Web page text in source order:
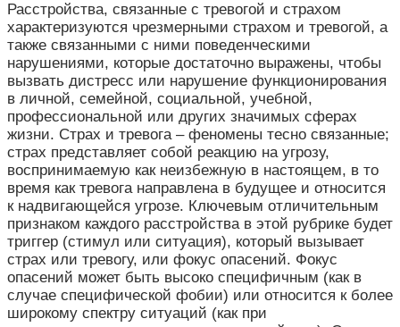
Расстройства, связанные с тревогой и страхом
характеризуются чрезмерными страхом и тревогой, а
также связанными с ними поведенческими
нарушениями, которые достаточно выражены, чтобы
вызвать дистресс или нарушение функционирования
в личной, семейной, социальной, учебной,
профессиональной или других значимых сферах
жизни. Страх и тревога – феномены тесно связанные;
страх представляет собой реакцию на угрозу,
воспринимаемую как неизбежную в настоящем, в то
время как тревога направлена в будущее и относится
к надвигающейся угрозе. Ключевым отличительным
признаком каждого расстройства в этой рубрике будет
триггер (стимул или ситуация), который вызывает
страх или тревогу, или фокус опасений. Фокус
опасений может быть высоко специфичным (как в
случае специфической фобии) или относится к более
широкому спектру ситуаций (как при